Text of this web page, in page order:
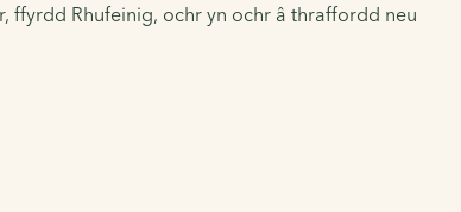
Rhufeinig, ochr yn ochr â thraffordd neu